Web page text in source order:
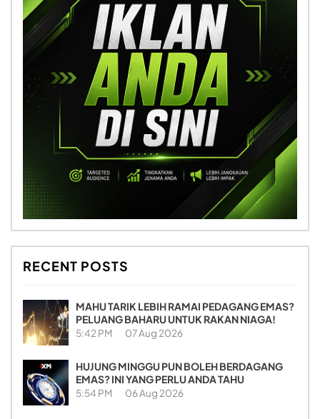
RECENT POSTS
MAHU TARIK LEBIH RAMAI PEDAGANG EMAS?
PELUANG BAHARU UNTUK RAKAN NIAGA!
5:42 PM 07 Aug 2026
HUJUNG MINGGU PUN BOLEH BERDAGANG
EMAS? INI YANG PERLU ANDA TAHU
5:54 PM 06 Aug 2026